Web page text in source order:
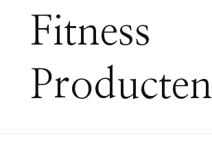
Fitness
Producten